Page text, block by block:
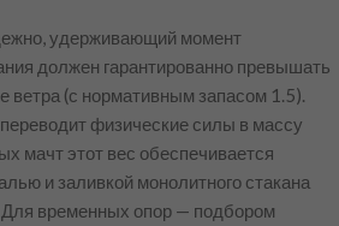
удерживающий момент
должен гарантированно превышать
(с нормативным запасом 1.5).
физические силы в массу
мачт этот вес обеспечивается
и заливкой монолитного стакана
Для временных опор — подбором